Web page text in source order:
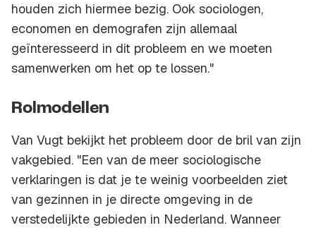
houden zich hiermee bezig. Ook sociologen,
economen en demografen zijn allemaal
geïnteresseerd in dit probleem en we moeten
samenwerken om het op te lossen."
Rolmodellen
Van Vugt bekijkt het probleem door de bril van zijn
vakgebied. "Een van de meer sociologische
verklaringen is dat je te weinig voorbeelden ziet
van gezinnen in je directe omgeving in de
verstedelijkte gebieden in Nederland. Wanneer